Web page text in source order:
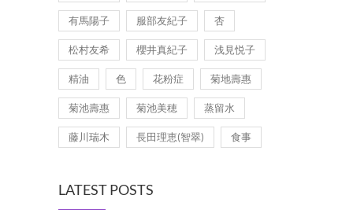
有馬陽子 服部友紀子 杏
松村友希 櫻井真紀子 浅見悦子
精油 色 花粉症 菊地壽惠
菊池壽惠 菊池美穂 蒸留水
藤川瑞木 長田理恵(智翠) 食事
LATEST POSTS